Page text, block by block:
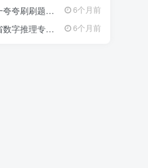
型。 每一套课程都由资
深讲师录制，注重逻辑
梳理与实战演练，内容
紧扣最新考试大纲，覆
习惯2026超格行测申论五合一夸夸刷刷题营资源 6个月前
中2025苏金朋各省数字推理专项真题课资源 6个月前